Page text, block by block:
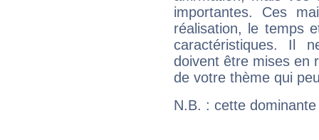
importantes. Ces
réalisation, le temps
caractéristiques. Il
doivent être mises en
de votre thème qui
N.B. : cette